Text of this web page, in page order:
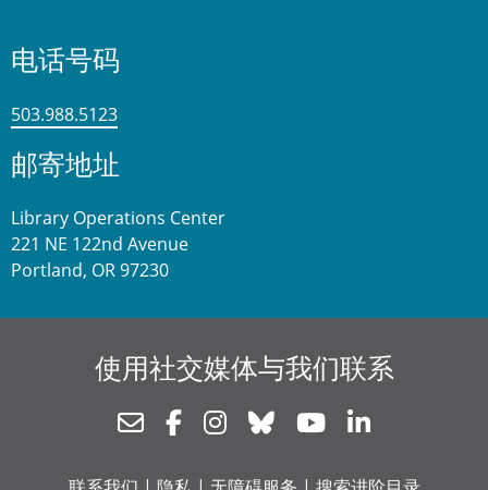
电话号码
503.988.5123
邮寄地址
Library Operations Center
221 NE 122nd Avenue
Portland, OR 97230
使用社交媒体与我们联系
NewsletterFacebookInstagram
Bluesky Youtube